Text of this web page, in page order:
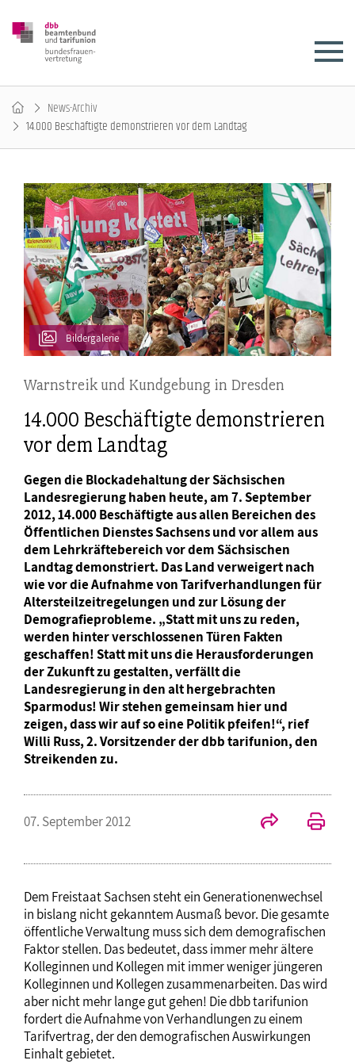
News-Archiv
14.000 Beschäftigte demonstrieren vor dem Landtag
Bildergalerie
Warnstreik und Kundgebung in Dresden
14.000 Beschäftigte demonstrieren
vor dem Landtag
Gegen die Blockadehaltung der Sächsischen
Landesregierung haben heute, am 7. September
2012, 14.000 Beschäftigte aus allen Bereichen des
Öffentlichen Dienstes Sachsens und vor allem aus
dem Lehrkräftebereich vor dem Sächsischen
Landtag demonstriert. Das Land verweigert nach
wie vor die Aufnahme von Tarifverhandlungen für
Altersteilzeitregelungen und zur Lösung der
Demografieprobleme. „Statt mit uns zu reden,
werden hinter verschlossenen Türen Fakten
geschaffen! Statt mit uns die Herausforderungen
der Zukunft zu gestalten, verfällt die
Landesregierung in den alt hergebrachten
Sparmodus! Wir stehen gemeinsam hier und
zeigen, dass wir auf so eine Politik pfeifen!“, rief
Willi Russ, 2. Vorsitzender der dbb tarifunion, den
Streikenden zu.
07. September 2012
Dem Freistaat Sachsen steht ein Generationenwechsel
in bislang nicht gekanntem Ausmaß bevor. Die gesamte
öffentliche Verwaltung muss sich dem demografischen
Faktor stellen. Das bedeutet, dass immer mehr ältere
Kolleginnen und Kollegen mit immer weniger jüngeren
Kolleginnen und Kollegen zusammenarbeiten. Das wird
aber nicht mehr lange gut gehen! Die dbb tarifunion
fordert die Aufnahme von Verhandlungen zu einem
Tarifvertrag, der den demografischen Auswirkungen
Einhalt gebietet.